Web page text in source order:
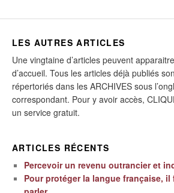
LES AUTRES ARTICLES
Une vingtaine d’articles peuvent
d’accueil. Tous les articles déjà publiés
répertoriés dans les ARCHIVES sous
correspondant. Pour y avoir accès,
un service gratuit.
ARTICLES RÉCENTS
Percevoir un revenu outrancier et
Pour protéger la langue française, il